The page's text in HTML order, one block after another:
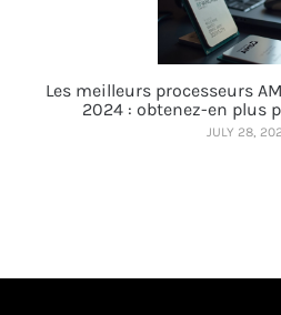
Les meilleurs processeurs
2024 : obtenez-en plus
JULY 28,